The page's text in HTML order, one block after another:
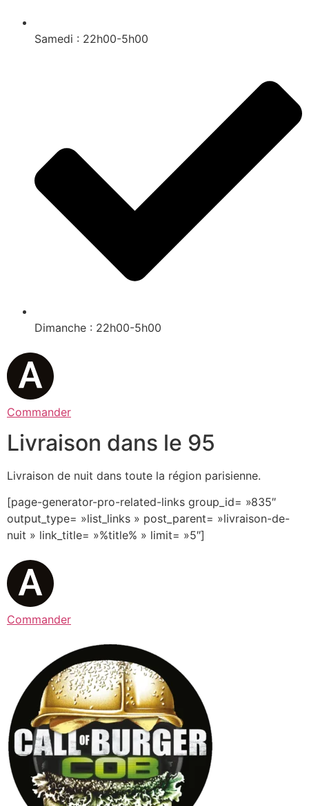
Samedi : 22h00-5h00
Dimanche : 22h00-5h00
Commander
Livraison dans le 95
Livraison de nuit dans toute la région parisienne.
[page-generator-pro-related-links group_id= »835″
output_type= »list_links » post_parent= »livraison-de-
nuit » link_title= »%title% » limit= »5″]
Commander